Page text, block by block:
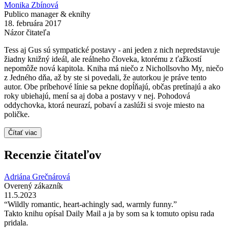
Monika Zbínová
Publico manager & eknihy
18. februára 2017
Názor čitateľa
Tess aj Gus sú sympatické postavy - ani jeden z nich nepredstavuje
žiadny knižný ideál, ale reálneho človeka, ktorému z ťažkostí
nepomôže nová kapitola. Kniha má niečo z Nichollsovho My, niečo
z Jedného dňa, až by ste si povedali, že autorkou je práve tento
autor. Obe príbehové línie sa pekne dopĺňajú, občas pretínajú a ako
roky ubiehajú, mení sa aj doba a postavy v nej. Pohodová
oddychovka, ktorá neurazí, pobaví a zaslúži si svoje miesto na
poličke.
Čítať viac
Recenzie čitateľov
Adriána Grečnárová
Overený zákazník
11.5.2023
“Wildly romantic, heart-achingly sad, warmly funny.”
Takto knihu opísal Daily Mail a ja by som sa k tomuto opisu rada
pridala.